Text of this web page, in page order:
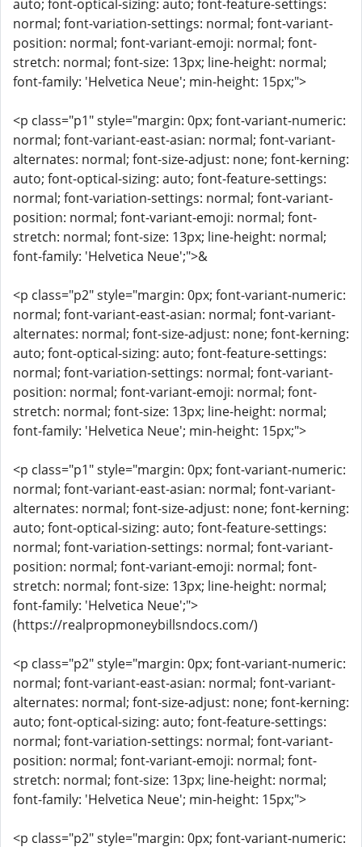
auto; font-optical-sizing: auto; font-feature-settings:
normal; font-variation-settings: normal; font-variant-
position: normal; font-variant-emoji: normal; font-
stretch: normal; font-size: 13px; line-height: normal;
font-family: 'Helvetica Neue'; min-height: 15px;">
<p class="p1" style="margin: 0px; font-variant-numeric:
normal; font-variant-east-asian: normal; font-variant-
alternates: normal; font-size-adjust: none; font-kerning:
auto; font-optical-sizing: auto; font-feature-settings:
normal; font-variation-settings: normal; font-variant-
position: normal; font-variant-emoji: normal; font-
stretch: normal; font-size: 13px; line-height: normal;
font-family: 'Helvetica Neue';">&
<p class="p2" style="margin: 0px; font-variant-numeric:
normal; font-variant-east-asian: normal; font-variant-
alternates: normal; font-size-adjust: none; font-kerning:
auto; font-optical-sizing: auto; font-feature-settings:
normal; font-variation-settings: normal; font-variant-
position: normal; font-variant-emoji: normal; font-
stretch: normal; font-size: 13px; line-height: normal;
font-family: 'Helvetica Neue'; min-height: 15px;">
<p class="p1" style="margin: 0px; font-variant-numeric:
normal; font-variant-east-asian: normal; font-variant-
alternates: normal; font-size-adjust: none; font-kerning:
auto; font-optical-sizing: auto; font-feature-settings:
normal; font-variation-settings: normal; font-variant-
position: normal; font-variant-emoji: normal; font-
stretch: normal; font-size: 13px; line-height: normal;
font-family: 'Helvetica Neue';">
(https://realpropmoneybillsndocs.com/)
<p class="p2" style="margin: 0px; font-variant-numeric:
normal; font-variant-east-asian: normal; font-variant-
alternates: normal; font-size-adjust: none; font-kerning:
auto; font-optical-sizing: auto; font-feature-settings:
normal; font-variation-settings: normal; font-variant-
position: normal; font-variant-emoji: normal; font-
stretch: normal; font-size: 13px; line-height: normal;
font-family: 'Helvetica Neue'; min-height: 15px;">
<p class="p2" style="margin: 0px; font-variant-numeric: